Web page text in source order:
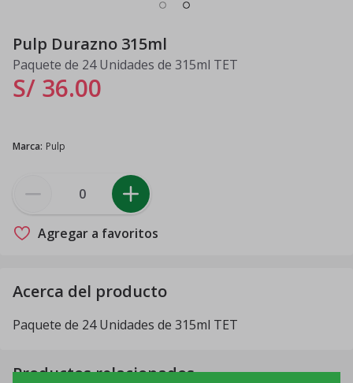
Pulp Durazno 315ml
Paquete de 24 Unidades de 315ml TET
S/ 36.00
Marca: Pulp
Agregar a favoritos
Acerca del producto
Paquete de 24 Unidades de 315ml TET
Productos relacionados